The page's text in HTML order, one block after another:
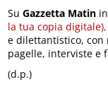
SuGazzetta Matin
la tua copia digitale),
e dilettantistico, con
pagelle, interviste e
(d.p.)